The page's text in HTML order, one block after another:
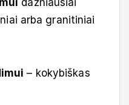
arba granitiniai
– kokybiškas